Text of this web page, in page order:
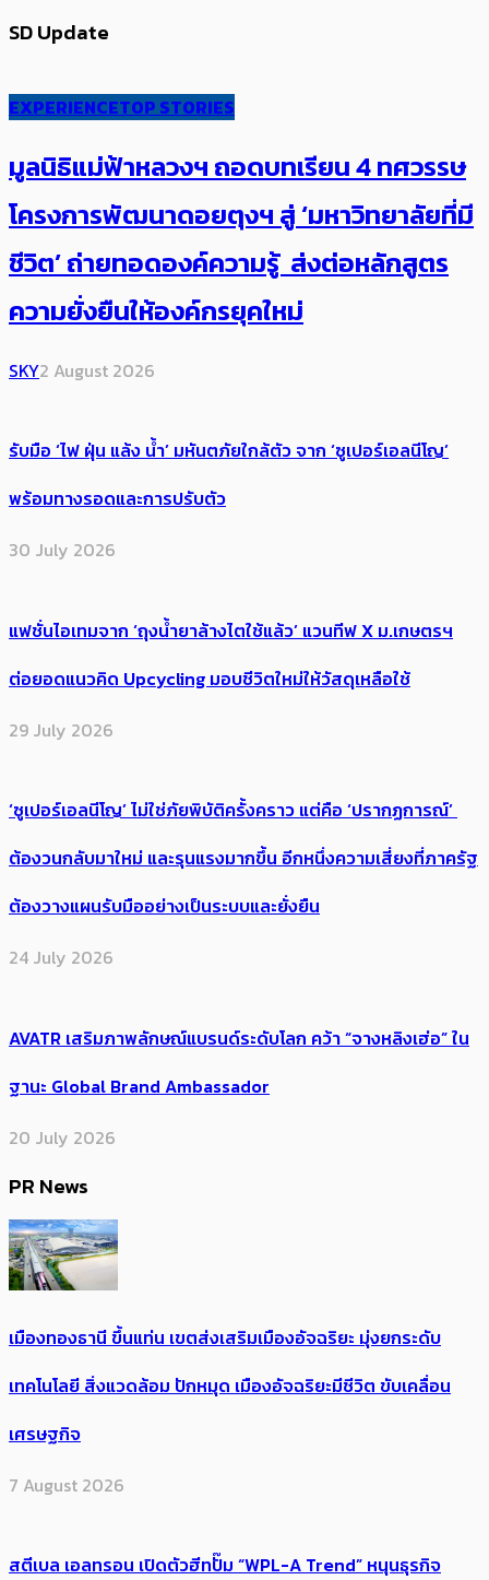
SD Update
EXPERIENCETOP STORIES
มูลนิธิแม่ฟ้าหลวงฯ ถอดบทเรียน 4 ทศวรรษ
โครงการพัฒนาดอยตุงฯ สู่ ‘มหาวิทยาลัยที่มี
ชีวิต’ ถ่ายทอดองค์ความรู้ ส่งต่อหลักสูตร
ความยั่งยืนให้องค์กรยุคใหม่
SKY2 August 2026
รับมือ ‘ไฟ ฝุ่น แล้ง น้ำ’ มหันตภัยใกล้ตัว จาก ‘ซูเปอร์เอลนีโญ’
พร้อมทางรอดและการปรับตัว
30 July 2026
แฟชั่นไอเทมจาก ‘ถุงน้ำยาล้างไตใช้แล้ว’ แวนทีฟ X ม.เกษตรฯ
ต่อยอดแนวคิด Upcycling มอบชีวิตใหม่ให้วัสดุเหลือใช้
29 July 2026
‘ซูเปอร์เอลนีโญ’ ไม่ใช่ภัยพิบัติครั้งคราว แต่คือ ‘ปรากฏการณ์’ ​
ต้อง​วนกลับมาใหม่ และรุนแรงมากขึ้น อีกหนึ่งความเสี่ยงที่ภาครัฐ
ต้องวางแผนรับมืออย่างเป็นระบบและยั่งยืน
24 July 2026
AVATR เสริมภาพลักษณ์แบรนด์ระดับโลก คว้า “จางหลิงเฮ่อ” ใน
ฐานะ Global Brand Ambassador
20 July 2026
PR News
เมืองทองธานี ขึ้นแท่น เขตส่งเสริมเมืองอัจฉริยะ มุ่งยกระดับ
เทคโนโลยี สิ่งแวดล้อม ปักหมุด เมืองอัจฉริยะมีชีวิต ขับเคลื่อน
เศรษฐกิจ
7 August 2026
สตีเบล เอลทรอน เปิดตัวฮีทปั๊ม “WPL-A Trend” หนุนธุรกิจ